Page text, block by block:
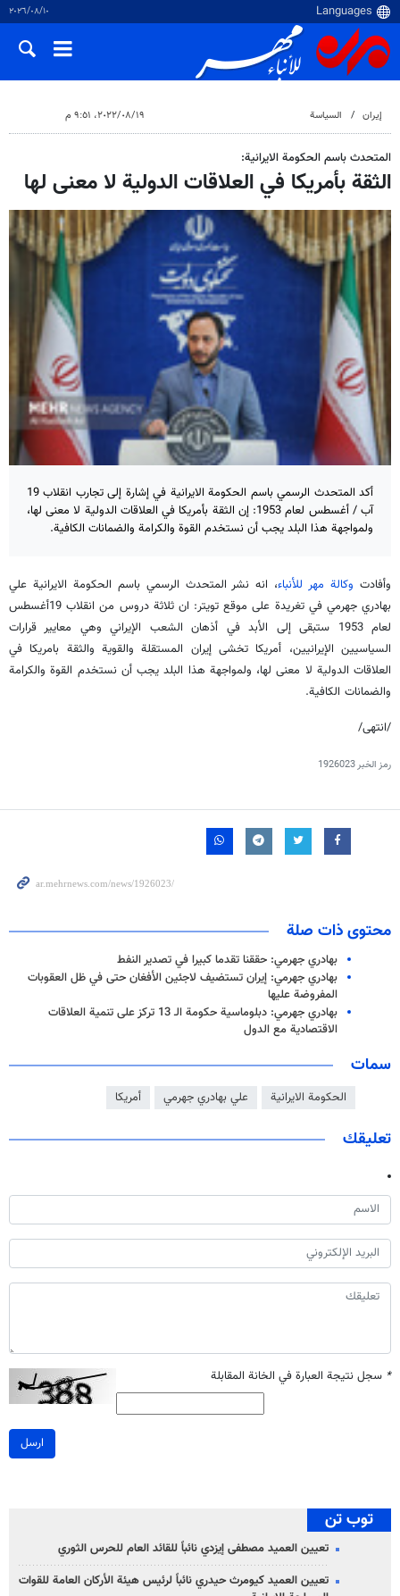
١٠‏/٠٨‏/٢٠٢٦
إيران السياسة ١٩‏/٠٨‏/٢٠٢٢، ٩:٥١ م
المتحدث باسم الحکومة الايرانية:
الثقة بأمريكا في العلاقات الدولية لا معنى لها
أكد المتحدث الرسمي باسم الحكومة الايرانية في إشارة إلى تجارب انقلاب 19
آب / أغسطس لعام 1953: إن الثقة بأمريكا في العلاقات الدولية لا معنى لها،
ولمواجهة هذا البلد يجب أن نستخدم القوة والكرامة والضمانات الكافية.
وأفادت وكالة مهر للأنباء، انه نشر المتحدث الرسمي باسم الحكومة الايرانية علي
بهادري جهرمي في تغريدة على موقع تويتر: ان ثلاثة دروس من انقلاب 19أغسطس
لعام 1953 ستبقى إلى الأبد في أذهان الشعب الإيراني وهي معايير قرارات
السياسيين الإيرانيين، أمريكا تخشى إيران المستقلة والقوية والثقة بامريكا في
العلاقات الدولية لا معنى لها، ولمواجهة هذا البلد يجب أن نستخدم القوة والكرامة
والضمانات الكافية.
/انتهى/
رمز الخبر1926023
محتوى ذات صلة
بهادري جهرمي: حققنا تقدما كبيرا في تصدير النفط
بهادري جهرمي: إيران تستضيف لاجئين الأفغان حتى في ظل العقوبات
المفروضة عليها
بهادري جهرمي: دبلوماسية حكومة الـ 13 تركز على تنمية العلاقات
الاقتصادية مع الدول
سمات
الحكومة الايرانية علي بهادري جهرمي أمريكا
تعليقك
* سجل نتيجة العبارة في الخانة المقابلة
ارسل
توب تن
تعيين العميد مصطفى إيزدي نائباً للقائد العام للحرس الثوري
تعيين العميد كيومرث حيدري نائباً لرئيس هيئة الأركان العامة للقوات